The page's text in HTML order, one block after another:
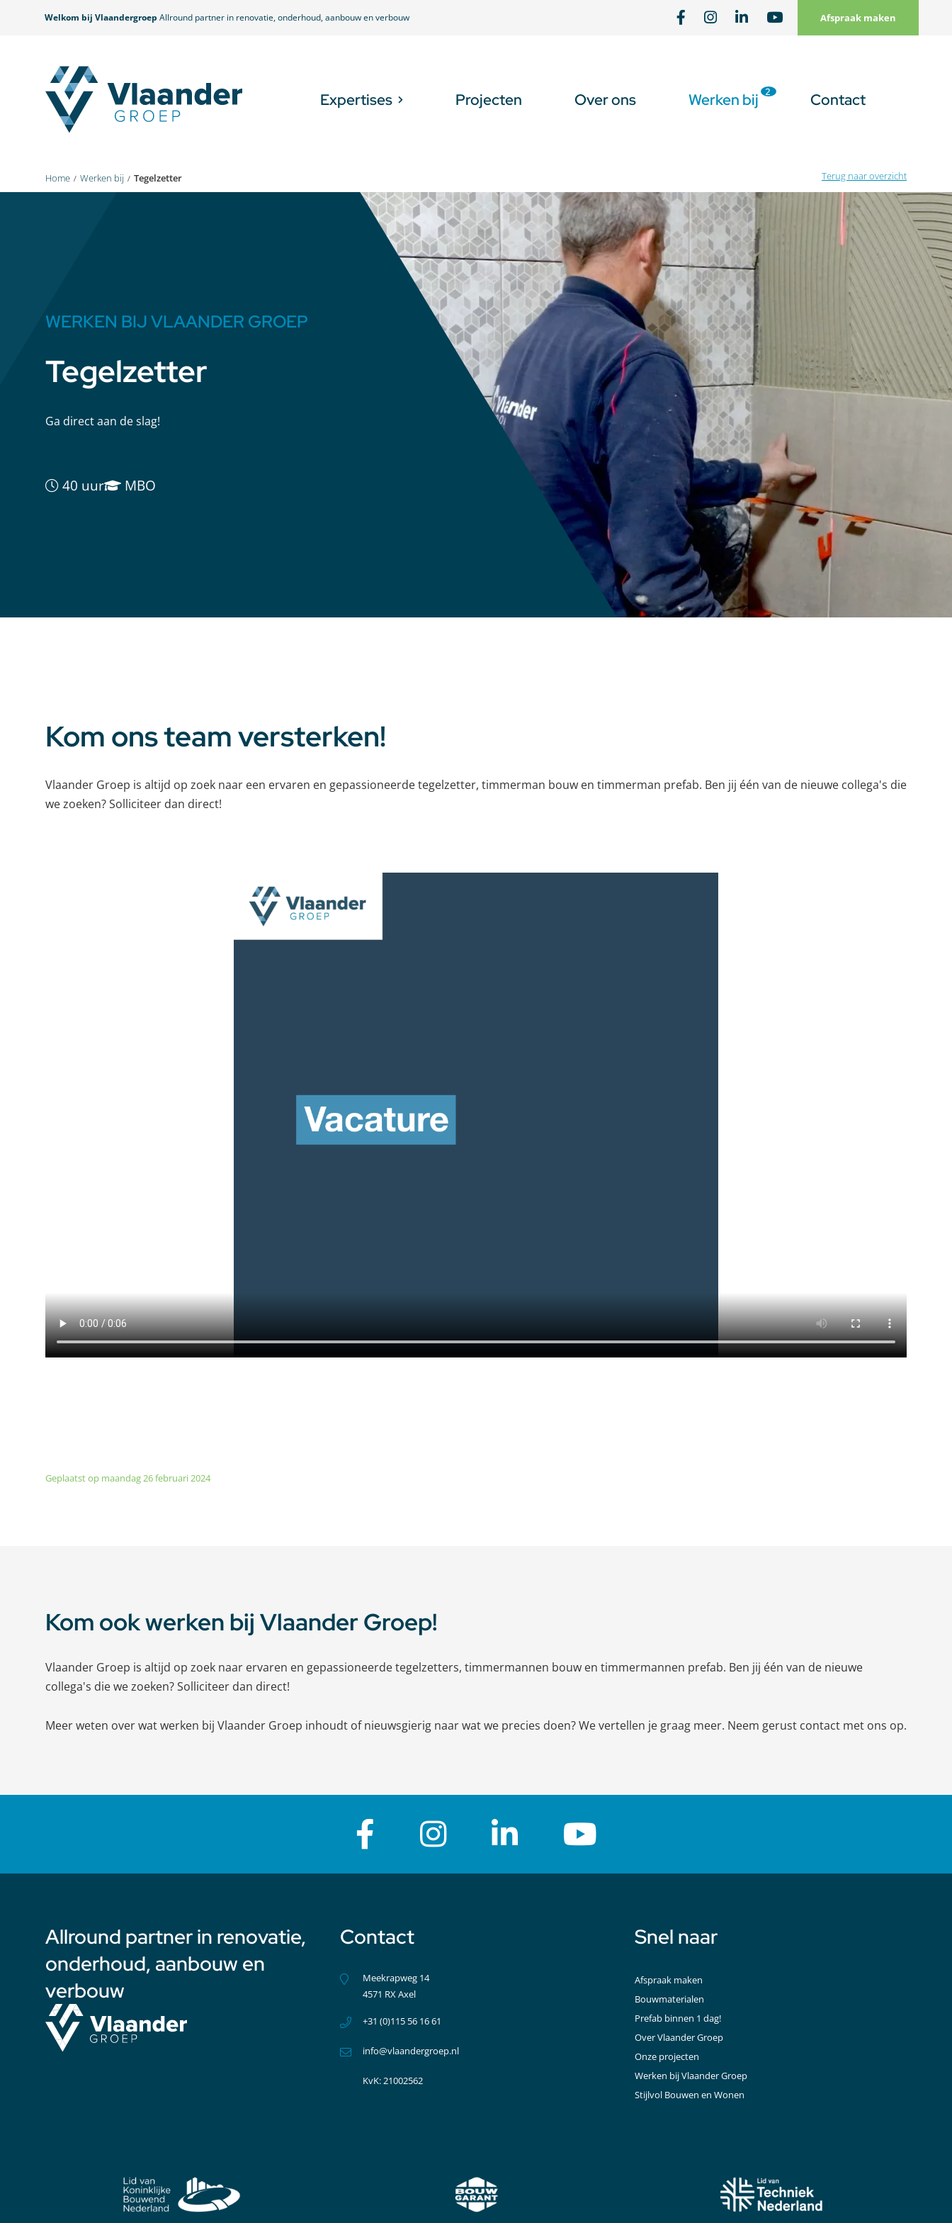
Welkom bij Vlaandergroep Allround partner in renovatie, onderhoud, aanbouw en verbouw Afspraak maken
Expertises Projecten Over ons Werken bij 2 Contact
Home Werken bij Tegelzetter Terug naar overzicht
WERKEN BIJ VLAANDER GROEP
Tegelzetter
Ga direct aan de slag!
40 uur MBO
Kom ons team versterken!
Vlaander Groep is altijd op zoek naar een ervaren en gepassioneerde tegelzetter, timmerman bouw en timmerman prefab. Ben jij één van de nieuwe collega's die
we zoeken? Solliciteer dan direct!
Geplaatst op maandag 26 februari 2024
Kom ook werken bij Vlaander Groep!
Vlaander Groep is altijd op zoek naar ervaren en gepassioneerde tegelzetters, timmermannen bouw en timmermannen prefab. Ben jij één van de nieuwe
collega's die we zoeken? Solliciteer dan direct!
Meer weten over wat werken bij Vlaander Groep inhoudt of nieuwsgierig naar wat we precies doen? We vertellen je graag meer. Neem gerust contact met ons op.
Allround partner in renovatie,
onderhoud, aanbouw en
verbouw
Contact
Meekrapweg 14
4571 RX Axel
+31 (0)115 56 16 61
info@vlaandergroep.nl
KvK: 21002562
Snel naar
Afspraak maken
Bouwmaterialen
Prefab binnen 1 dag!
Over Vlaander Groep
Onze projecten
Werken bij Vlaander Groep
Stijlvol Bouwen en Wonen